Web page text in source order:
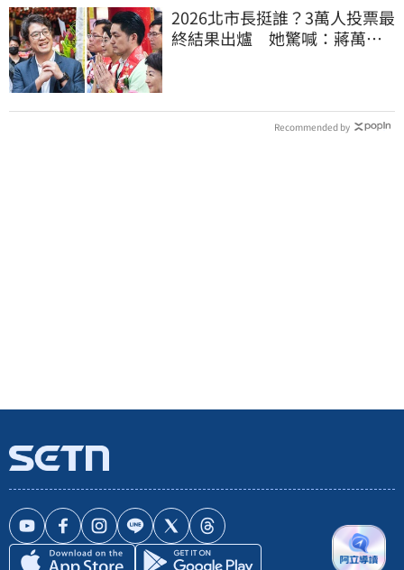
2026北市長挺誰？3萬人投票最
終結果出爐 她驚喊：蔣萬安
Recommended by